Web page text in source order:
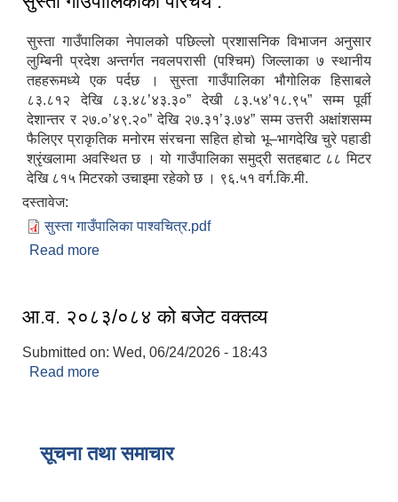
सुस्ता गाउँपालिका नेपालको पछिल्लो प्रशासनिक विभाजन अनुसार
लुम्बिनी प्रदेश अन्तर्गत नवलपरासी (पश्चिम) जिल्लाका ७ स्थानीय
तहहरूमध्ये एक पर्दछ । सुस्ता गाउँपालिका भौगोलिक हिसाबले
८३.८१२ देखि ८३.४८’४३.३०” देखी ८३.५४’१८.९५” सम्म पूर्वी
देशान्तर र २७.०’४९.२०” देखि २७.३१’३.७४” सम्म उत्तरी अक्षांशसम्म
फैलिएर प्राकृतिक मनोरम संरचना सहित होचो भू–भागदेखि चुरे पहाडी
श्रृंखलामा अवस्थित छ । यो गाउँपालिका समुद्री सतहबाट ८८ मिटर
देखि ८१५ मिटरको उचाइमा रहेको छ । ९६.५१ वर्ग.कि.मी.
दस्तावेज:
सुस्ता गाउँपालिका पाश्वचित्र.pdf
Read more
आ.व. २०८३/०८४ को बजेट वक्तव्य
Submitted on: Wed, 06/24/2026 - 18:43
Read more
सूचना तथा समाचार